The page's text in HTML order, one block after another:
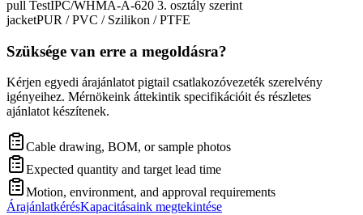
pull TestIPC/WHMA-A-620 3. osztály szerint
jacketPUR / PVC / Szilikon / PTFE
Szüksége van erre a megoldásra?
Kérjen egyedi árajánlatot pigtail csatlakozóvezeték szerelvény
igényeihez. Mérnökeink áttekintik specifikációit és részletes
ajánlatot készítenek.
Cable drawing, BOM, or sample photos
Expected quantity and target lead time
Motion, environment, and approval requirements
ÁrajánlatkérésKapacitásaink megtekintése